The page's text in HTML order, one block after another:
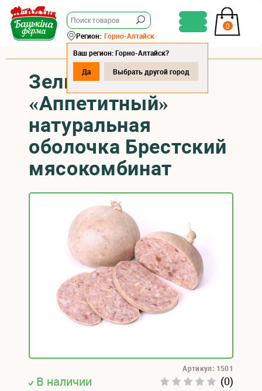
0
Регион: Горно-Алтайск
Ваш регион: Горно-Алтайск?
Да
Выбрать другой город
Зельц
«Аппетитный»
натуральная
оболочка Брестский
мясокомбинат
В наличии (0)
Артикул: 1501